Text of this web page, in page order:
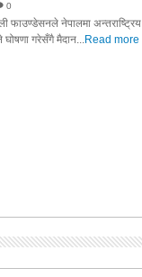
0
फाउण्डेसनले नेपालमा अन्तराष्ट्रिय
गरेसँगै मैदान...Read more